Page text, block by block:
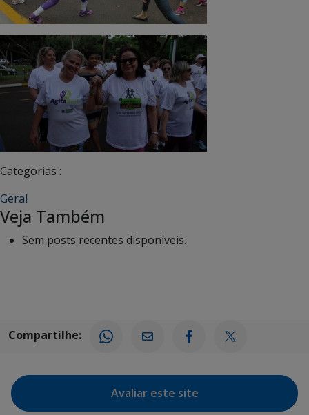
Categorias :
Geral
Veja Também
Sem posts recentes disponíveis.
Compartilhe:
Avaliar este site